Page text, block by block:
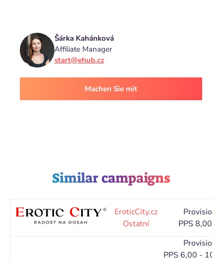
Šárka Kahánková
Affiliate Manager
start@ehub.cz
Machen Sie mit
Similar campaigns
EroticCity.cz
Ostatní
Provision
PPS 8,00 %
Provision
PPS 6,00 -